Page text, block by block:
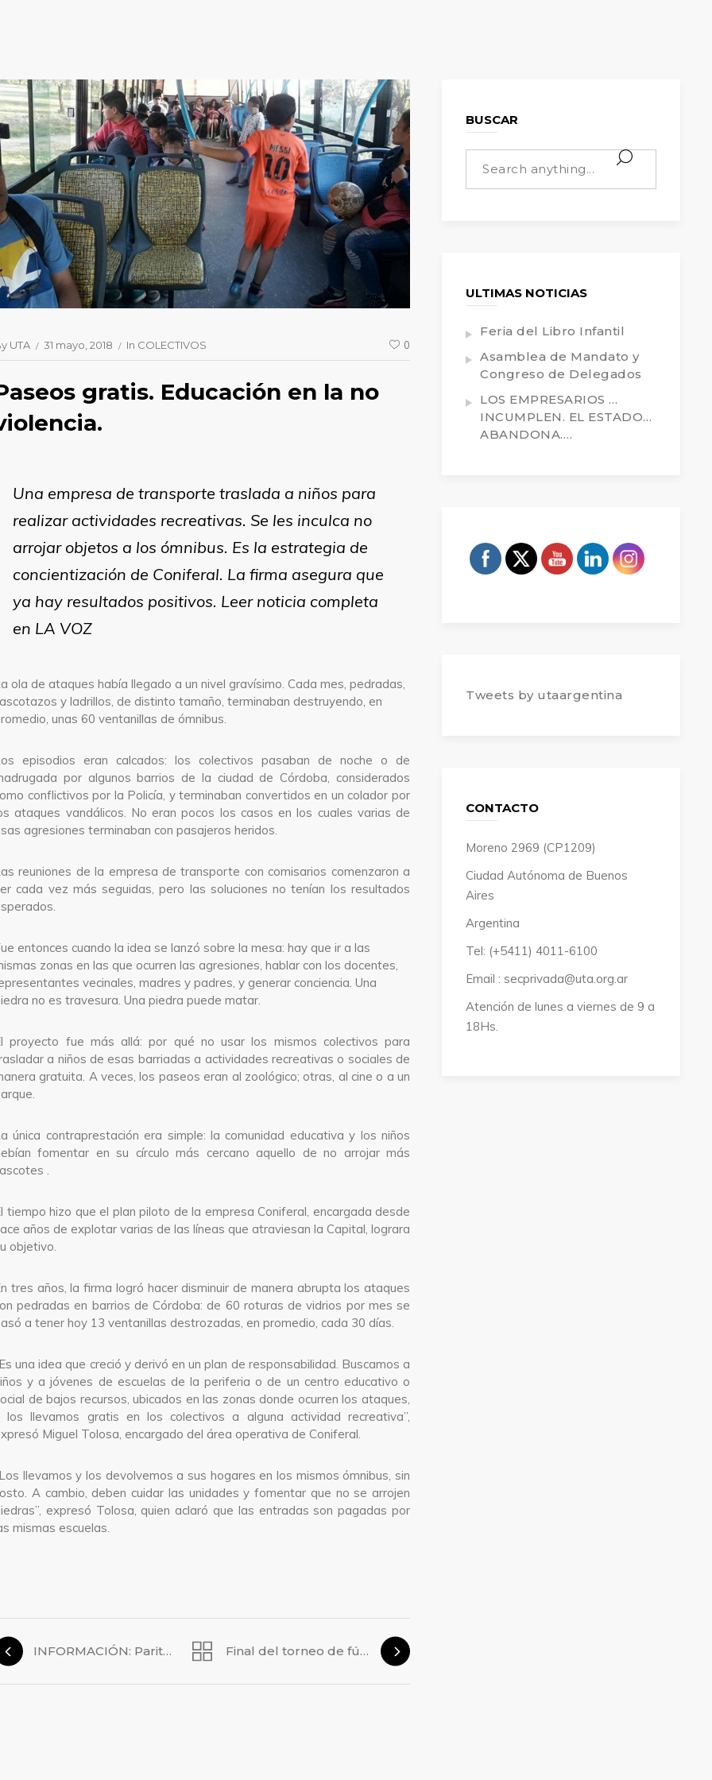
UTA 31 mayo, 2018 In COLECTIVOS 0
gratis. Educación en la no
Una empresa de transporte traslada a niños para
realizar actividades recreativas. Se les inculca no
arrojar objetos a los ómnibus. Es la estrategia de
concientización de Coniferal. La firma asegura que
ya hay resultados positivos. Leer noticia completa
en LA VOZ
ola de ataques había llegado a un nivel gravísimo. Cada mes, pedradas,
y ladrillos, de distinto tamaño, terminaban destruyendo, en
unas 60 ventanillas de ómnibus.
episodios eran calcados: los colectivos pasaban de noche o de
por algunos barrios de la ciudad de Córdoba, considerados
conflictivos por la Policía, y terminaban convertidos en un colador por
ataques vandálicos. No eran pocos los casos en los cuales varias de
agresiones terminaban con pasajeros heridos.
reuniones de la empresa de transporte con comisarios comenzaron a
cada vez más seguidas, pero las soluciones no tenían los resultados
entonces cuando la idea se lanzó sobre la mesa: hay que ir a las
zonas en las que ocurren las agresiones, hablar con los docentes,
vecinales, madres y padres, y generar conciencia. Una
no es travesura. Una piedra puede matar.
proyecto fue más allá: por qué no usar los mismos colectivos para
a niños de esas barriadas a actividades recreativas o sociales de
gratuita. A veces, los paseos eran al zoológico; otras, al cine o a un
única contraprestación era simple: la comunidad educativa y los niños
fomentar en su círculo más cercano aquello de no arrojar más
.
tiempo hizo que el plan piloto de la empresa Coniferal, encargada desde
años de explotar varias de las líneas que atraviesan la Capital, lograra
objetivo.
tres años, la firma logró hacer disminuir de manera abrupta los ataques
pedradas en barrios de Córdoba: de 60 roturas de vidrios por mes se
a tener hoy 13 ventanillas destrozadas, en promedio, cada 30 días.
una idea que creció y derivó en un plan de responsabilidad. Buscamos a
y a jóvenes de escuelas de la periferia o de un centro educativo o
de bajos recursos, ubicados en las zonas donde ocurren los ataques,
los llevamos gratis en los colectivos a alguna actividad recreativa”,
Miguel Tolosa, encargado del área operativa de Coniferal.
llevamos y los devolvemos a sus hogares en los mismos ómnibus, sin
A cambio, deben cuidar las unidades y fomentar que no se arrojen
expresó Tolosa, quien aclaró que las entradas son pagadas por
mismas escuelas.
INFORMACIÓN: Paritarias trabajadores de Subterráneos Final del torneo de fútbol!
BUSCAR
ULTIMAS NOTICIAS
Feria del Libro Infantil
Asamblea de Mandato y
Congreso de Delegados
LOS EMPRESARIOS …
INCUMPLEN. EL ESTADO…
ABANDONA….
Tweets by utaargentina
CONTACTO
Moreno 2969 (CP1209)
Ciudad Autónoma de Buenos
Aires
Argentina
Tel: (+5411) 4011-6100
Email : secprivada@uta.org.ar
Atención de lunes a viernes de 9 a
18Hs.